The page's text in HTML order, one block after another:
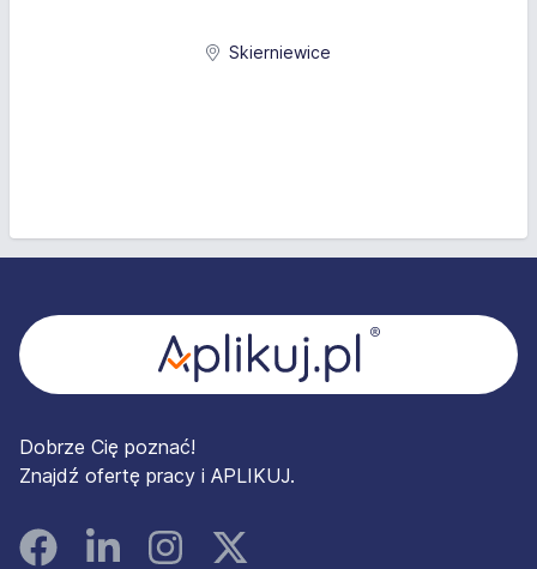
Skierniewice
Dobrze Cię poznać!
Znajdź ofertę pracy i APLIKUJ.
FacebookLinked InInstagramInstagram